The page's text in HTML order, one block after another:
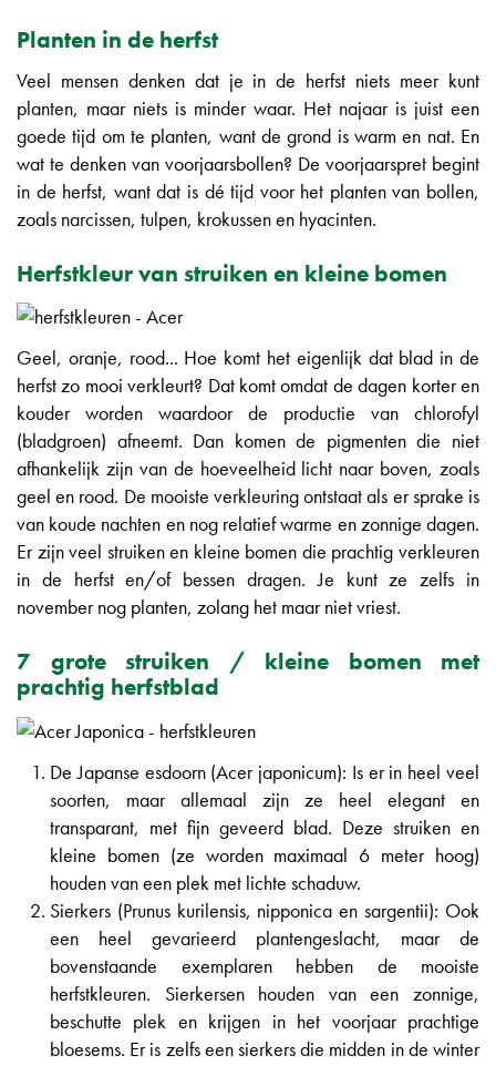
Planten in de herfst
Veel mensen denken dat je in de herfst niets meer kunt
planten, maar niets is minder waar. Het najaar is juist een
goede tijd om te planten, want de grond is warm en nat. En
wat te denken van voorjaarsbollen? De voorjaarspret begint
in de herfst, want dat is dé tijd voor het planten van bollen,
zoals narcissen, tulpen, krokussen en hyacinten.
Herfstkleur van struiken en kleine bomen
Geel, oranje, rood... Hoe komt het eigenlijk dat blad in de
herfst zo mooi verkleurt? Dat komt omdat de dagen korter en
kouder worden waardoor de productie van chlorofyl
(bladgroen) afneemt. Dan komen de pigmenten die niet
afhankelijk zijn van de hoeveelheid licht naar boven, zoals
geel en rood. De mooiste verkleuring ontstaat als er sprake is
van koude nachten en nog relatief warme en zonnige dagen.
Er zijn veel struiken en kleine bomen die prachtig verkleuren
in de herfst en/of bessen dragen. Je kunt ze zelfs in
november nog planten, zolang het maar niet vriest.
7 grote struiken / kleine bomen met
prachtig herfstblad
De Japanse esdoorn (Acer japonicum): Is er in heel veel
soorten, maar allemaal zijn ze heel elegant en
transparant, met fijn geveerd blad. Deze struiken en
kleine bomen (ze worden maximaal 6 meter hoog)
houden van een plek met lichte schaduw.
Sierkers (Prunus kurilensis, nipponica en sargentii): Ook
een heel gevarieerd plantengeslacht, maar de
bovenstaande exemplaren hebben de mooiste
herfstkleuren. Sierkersen houden van een zonnige,
beschutte plek en krijgen in het voorjaar prachtige
bloesems. Er is zelfs een sierkers die midden in de winter